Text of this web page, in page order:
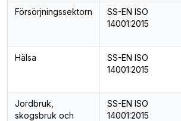
Försörjningssektorn
SS-EN ISO
14001:2015
Hälsa
SS-EN ISO
14001:2015
Jordbruk,
skogsbruk och
SS-EN ISO
14001:2015